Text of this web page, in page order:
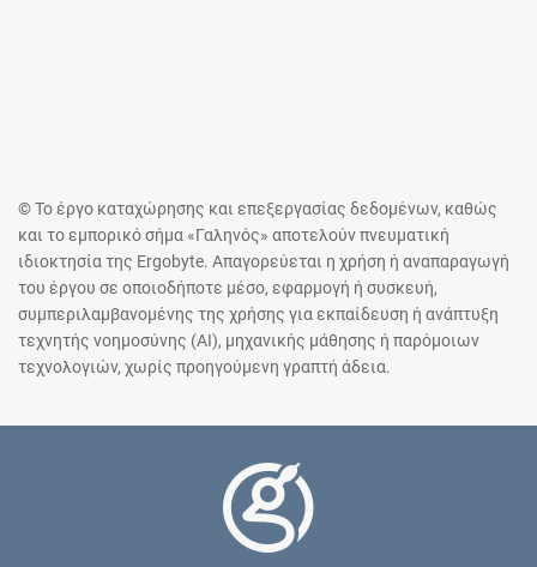
© Το έργο καταχώρησης και επεξεργασίας δεδομένων, καθώς
και το εμπορικό σήμα «Γαληνός» αποτελούν πνευματική
ιδιοκτησία της Ergobyte. Απαγορεύεται η χρήση ή αναπαραγωγή
του έργου σε οποιοδήποτε μέσο, εφαρμογή ή συσκευή,
συμπεριλαμβανομένης της χρήσης για εκπαίδευση ή ανάπτυξη
τεχνητής νοημοσύνης (AI), μηχανικής μάθησης ή παρόμοιων
τεχνολογιών, χωρίς προηγούμενη γραπτή άδεια.